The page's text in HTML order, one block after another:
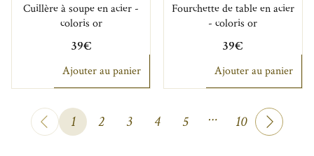
Cuillère à soupe en acier -
coloris or
39€
Ajouter au panier
Fourchette de table en acier
- coloris or
39€
Ajouter au panier
1 2 3 4 5 … 10